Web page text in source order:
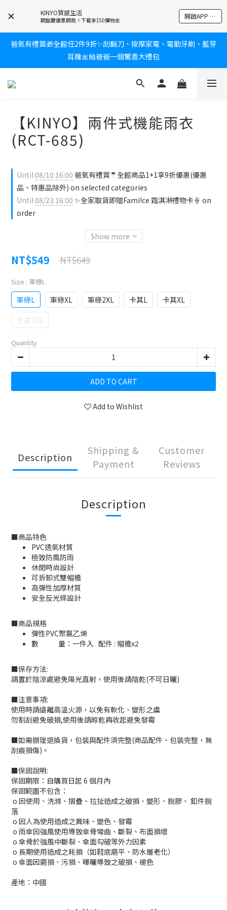
KINYO質感生活
開館慶優惠開跑！下載享$50購物金 開啟APP 享隱藏優惠
新會員送$100購物金✨再享消費回饋無極限
新會員送$100購物金✨再享消費回饋無極限
爸氣有禮賞🎁全館任2件9折✨刮鬍刀、按摩家電、電動牙刷、藍芽
耳機🎀給爸爸一個驚喜大禮包
凍，熱感歸零！
新會員送$100購物金✨再享消費回饋無極限
【KINYO】兩件式機能雨衣
(RCT-685)
Until08/10 16:00 爸氣有禮賞🤵全館商品1+1享9折優惠(優惠
品、特惠品除外) on selected categories
Until08/23 16:00 ✨全家取貨即贈Fami!ce 霜淇淋禮物卡🍦 on
order
Show more
NT$549 NT$649
Size : 軍綠L
軍綠L 軍綠XL 軍綠2XL 卡其L
卡其XL
卡其2XL
Quantity
ADD TO CART
Add to Wishlist
Description
Shipping &
Payment
Customer
Reviews
Description
■商品特色
PVC透氣材質
極致防風防雨
休閒時尚設計
可拆卸式雙帽檐
高彈性加厚材質
安全反光條設計
■商品規格
彈性PVC聚氯乙烯
數 量：一件入 配件 : 帽檐x2
■保存方法:
請置於陰涼處避免陽光直射，使用後請陰乾(不可日曬)
■注意事項:
使用時請遠離高溫火源，以免有軟化、變形之虞
勿割刮避免破損,使用後請晾乾再收起避免發霉
■如需辦理退換貨，包裝與配件須完整(商品配件、包裝完整，無
刮痕損傷)。
■保固說明:
保固期限：自購買日起 6 個月內
保固範圍不包含：
o 因使用、洗滌、摺疊、拉扯造成之破損、變形、脫膠、 釦件脫
落
o 因人為使用造成之異味、變色、發霉
o 雨傘因強風使用導致傘骨彎曲、斷裂、布面損壞
o 傘骨於強風中斷裂、傘面勾破等外力因素
o 長期使用造成之耗損（如鞋底磨平、防水層老化）
o 傘面因磨損、污損、曝曬導致之破損、褪色
產地：中國